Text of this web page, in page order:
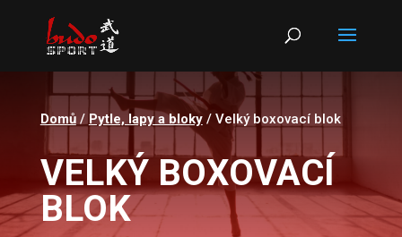
Products
search
Domů/ Pytle, lapy a bloky/ Velký boxovací blok
VELKÝ BOXOVACÍ
BLOK